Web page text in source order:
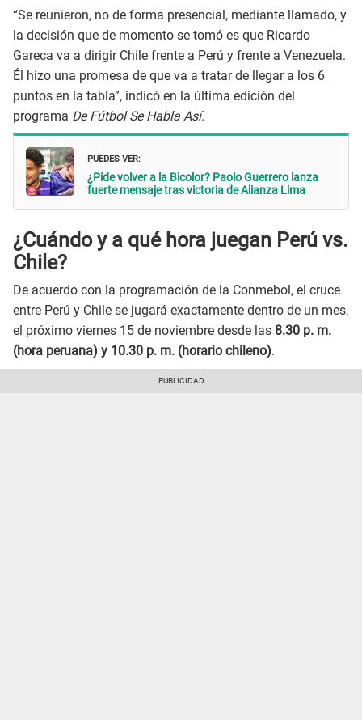
“Se reunieron, no de forma presencial, mediante llamado, y
la decisión que de momento se tomó es que Ricardo
Gareca va a dirigir Chile frente a Perú y frente a Venezuela.
Él hizo una promesa de que va a tratar de llegar a los 6
puntos en la tabla”, indicó en la última edición del
programa De Fútbol Se Habla Así.
PUEDES VER:
¿Pide volver a la Bicolor? Paolo Guerrero lanza
fuerte mensaje tras victoria de Alianza Lima
¿Cuándo y a qué hora juegan Perú vs.
Chile?
De acuerdo con la programación de la Conmebol, el cruce
entre Perú y Chile se jugará exactamente dentro de un mes,
el próximo viernes 15 de noviembre desde las 8.30 p. m.
(hora peruana) y 10.30 p. m. (horario chileno).